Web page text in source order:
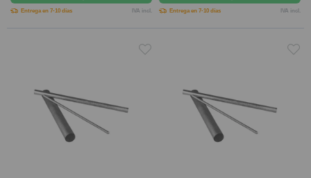
Entrega en 7-10 días IVA incl. Entrega en 7-10 días IVA incl.